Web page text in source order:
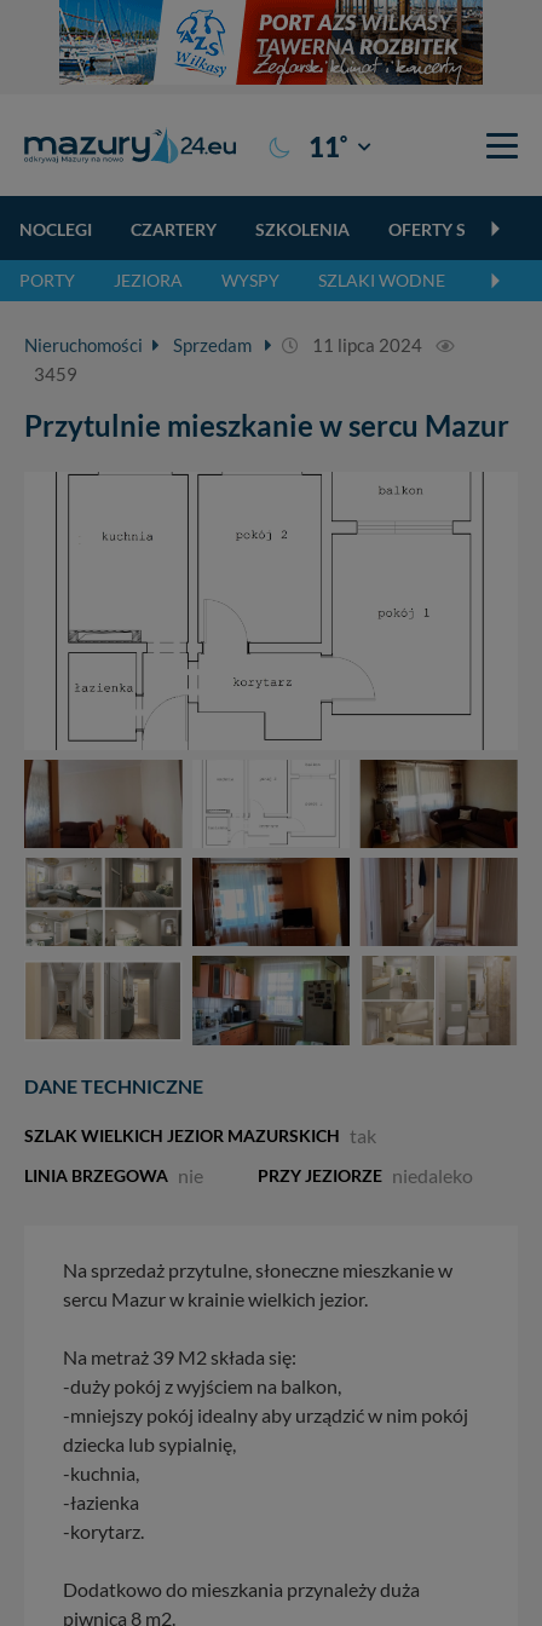
11° Giżycko
NOCLEGI CZARTERY SZKOLENIA OFERTY
PORTY JEZIORA WYSPY SZLAKI WODNE
Nieruchomości Sprzedam
11 lipca 2024
3459
Przytulnie mieszkanie w sercu Mazur
DANE TECHNICZNE
SZLAK WIELKICH JEZIOR MAZURSKICH tak
LINIA BRZEGOWA nie PRZY JEZIORZE niedaleko
Na sprzedaż przytulne, słoneczne mieszkanie w
sercu Mazur w krainie wielkich jezior.
Na metraż 39 M2 składa się:
-duży pokój z wyjściem na balkon,
-mniejszy pokój idealny aby urządzić w nim pokój
dziecka lub sypialnię,
-kuchnia,
-łazienka
-korytarz.
Dodatkowo do mieszkania przynależy duża
piwnica 8 m2.